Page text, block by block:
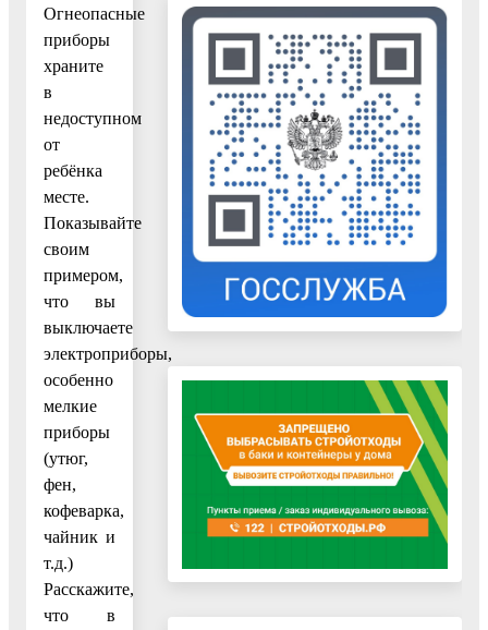
Огнеопасные
приборы
храните
в
недоступном
от
ребёнка
месте.
Показывайте
своим
примером,
что вы
выключаете
электроприборы,
особенно
мелкие
приборы
(утюг,
фен,
кофеварка,
чайник и
т.д.)
Расскажите,
что в